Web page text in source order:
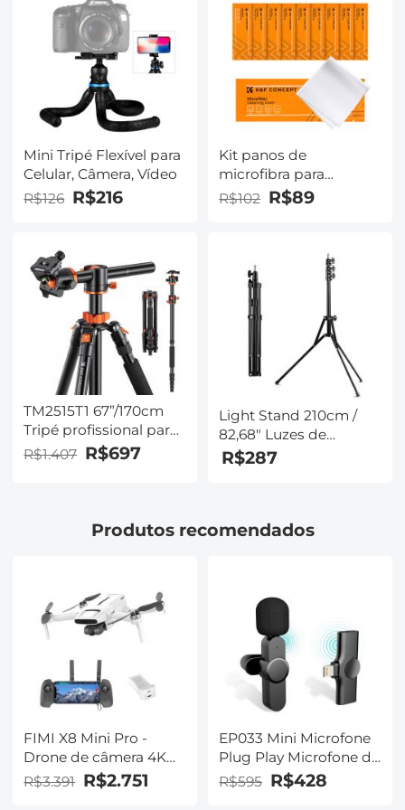
montagem E NEX
Sony A6000 A6400 A7II
A5100 A7 A7RIII
livre
Mini Tripé Flexível para
Celular, Câmera, Vídeo
R$126 R$216
Kit panos de
microfibra para
limpeza de lentes
14x14cm, 10 unidades
R$102 R$89
TM2515T1 67”/170cm
Tripé profissional para
serviço pesado com
monopé portátil
R$1.407 R$697
Light Stand 210cm /
82,68" Luzes de
fotografia com liga
ajustável Tripé para
luzes intermitentes e
R$287
Produtos recomendados
FIMI X8 Mini Pro -
Drone de câmera 4K
adulto/adolescente
R$3.391 R$2.751
EP033 Mini Microfone
Plug Play Microfone de
lapela sem fio para
R$595 R$428